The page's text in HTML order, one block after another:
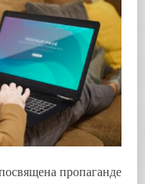
пропаганде